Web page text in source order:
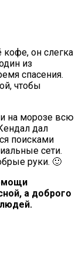
кофе, он слегка
из
спасения.
чтобы
на морозе всю
дал
поисками
сети.
руки. 🙂
а доброго